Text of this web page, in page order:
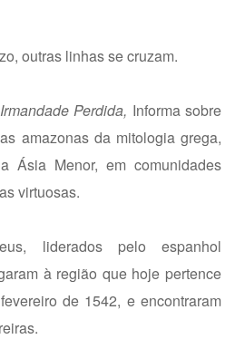
outras linhas se cruzam.
Perdida, Informa sobre
amazonas da mitologia grega,
Ásia Menor, em comunidades
virtuosas.
liderados pelo espanhol
à região que hoje pertence
de 1542, e encontraram